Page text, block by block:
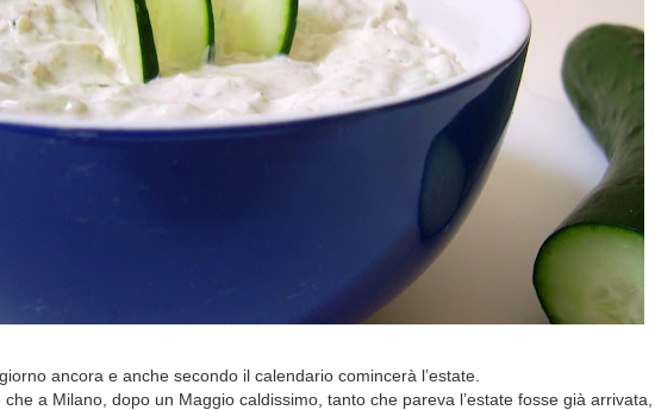
ancora e anche secondo il calendario comincerà l’estate.
a Milano, dopo un Maggio caldissimo, tanto che pareva l’estate fosse già arrivata,